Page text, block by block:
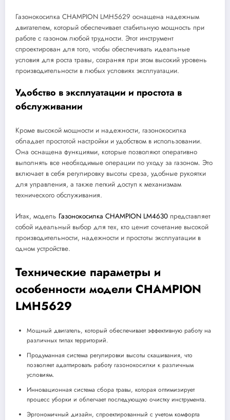
Газонокосилка CHAMPION LMH5629 оснащена надежным
двигателем, который обеспечивает стабильную мощность при
работе с газоном любой трудности. Этот инструмент
спроектирован для того, чтобы обеспечивать идеальные
условия для роста травы, сохраняя при этом высокий уровень
производительности в любых условиях эксплуатации.
Удобство в эксплуатации и простота в
обслуживании
Кроме высокой мощности и надежности, газонокосилка
обладает простотой настройки и удобством в использовании.
Она оснащена функциями, которые позволяют оперативно
выполнять все необходимые операции по уходу за газоном. Это
включает в себя регулировку высоты среза, удобные рукоятки
для управления, а также легкий доступ к механизмам
технического обслуживания.
Итак, модель Газонокосилка CHAMPION LM4630 представляет
собой идеальный выбор для тех, кто ценит сочетание высокой
производительности, надежности и простоты эксплуатации в
одном устройстве.
Технические параметры и
особенности модели CHAMPION
LMH5629
Мощный двигатель, который обеспечивает эффективную работу на
различных типах территорий.
Продуманная система регулировки высоты скашивания, что
позволяет адаптировать работу газонокосилки к различным
условиям.
Инновационная система сбора травы, которая оптимизирует
процесс уборки и облегчает последующую очистку инструмента.
Эргономичный дизайн, спроектированный с учетом комфорта